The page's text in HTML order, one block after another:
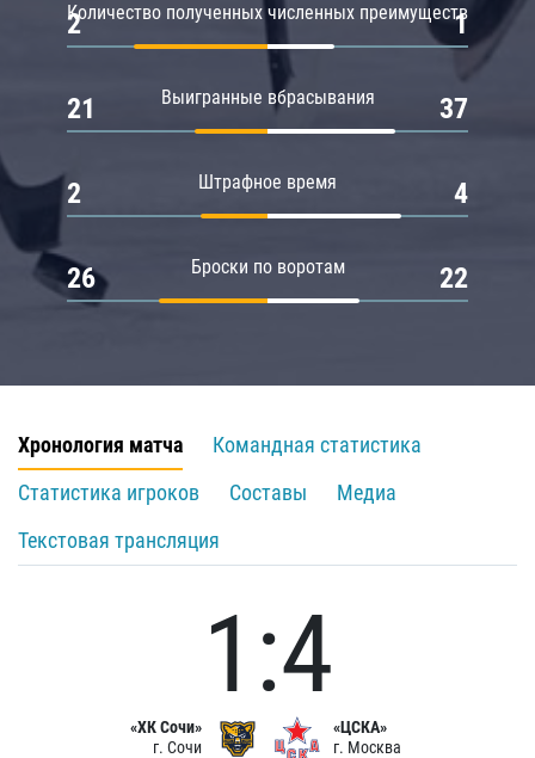
Количество полученных численных преимуществ
2 1
Выигранные вбрасывания
21 37
Штрафное время
2 4
Броски по воротам
26 22
Хронология матча
Командная статистика
Статистика игроков
Составы
Медиа
Текстовая трансляция
«ХК Сочи»
г. Сочи
1:4
«ЦСКА»
г. Москва